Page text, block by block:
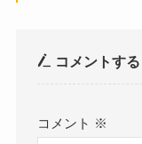
コメントする
コメント ※